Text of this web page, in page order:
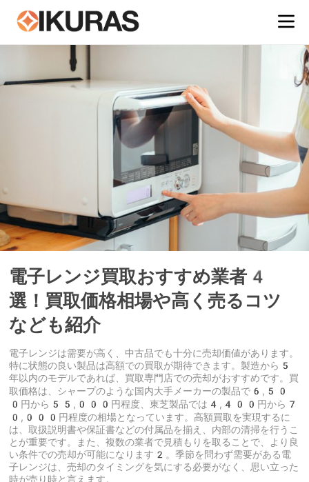
電子レンジ買取おすすめ業者4
選！買取価格相場や高く売るコツ
なども紹介
電子レンジは需要が高く、中古品でも十分に売却価値があります。
特に状態の良い製品は高額での買取が期待できます。製造から5
年以内のモデルであれば、買取専門店での売却がおすすめです。買
取価格は、シャープのような国内大手メーカーの製品で6,50
0円から55,000円程度、東芝製品では4,400円から7
0,000円程度の相場となっています。高額買取を実現するに
は、取扱説明書や保証書などの付属品を揃え、内部の清掃を行うこ
とが重要です。また、複数の業者で見積もりを取ることで、より良
い条件での売却が可能になります2。季節を問わず需要がある電
子レンジは、売却のタイミングを気にする必要がなく、思い立った
時が売り時と言えます。